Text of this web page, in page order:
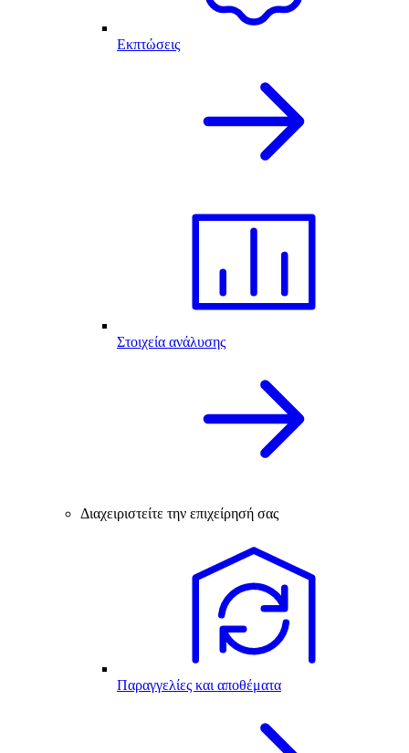
Εκπτώσεις
Στοιχεία ανάλυσης
Διαχειριστείτε την επιχείρησή σας
Παραγγελίες και αποθέματα